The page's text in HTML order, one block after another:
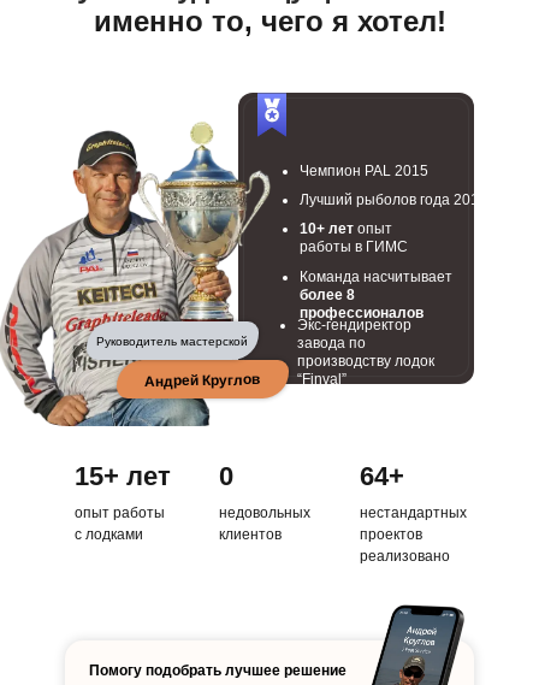
Помогу подобрать лучшее решение
Чемпион PAL 2015
Лучший рыболов года 2015
10+ лет опыт
работы в ГИМС
Команда насчитывает
более 8
профессионалов
Экс-гендиректор
завода по
производству лодок
“Finval”
Руководитель мастерской
Андрей Круглов
именно то, чего я хотел!
64+
нестандартных
проектов
реализовано
0
недовольных
клиентов
опыт работы
с лодками
15+ лет